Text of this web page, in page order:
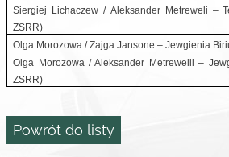
Siergiej Lichaczew / Aleksander Metreweli –
ZSRR)
Olga Morozowa / Zajga Jansone– Jewgienia
Olga Morozowa / Aleksander Metrewelli–
ZSRR)
Powrót do listy